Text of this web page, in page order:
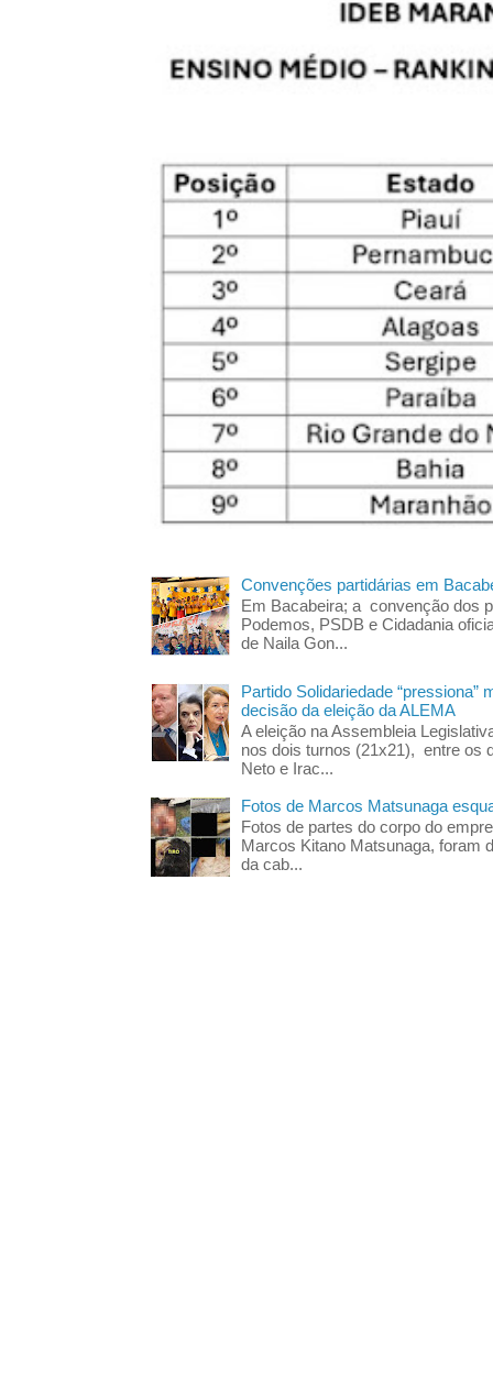
Convenções partidárias em
Em Bacabeira; a convenção dos
Podemos, PSDB e Cidadania
de Naila Gon...
Partido Solidariedade “pressiona”
decisão da eleição da ALEMA
A eleição na Assembleia
nos dois turnos (21x21), entre os
Neto e Irac...
Fotos de Marcos Matsunaga
Fotos de partes do corpo do
Marcos Kitano Matsunaga, foram
da cab...